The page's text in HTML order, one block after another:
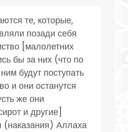
те, которые,
позади себя
[малолетних
бы за них (что по
будут поступать
и они останутся
же они
и другие]
(наказания) Аллаха